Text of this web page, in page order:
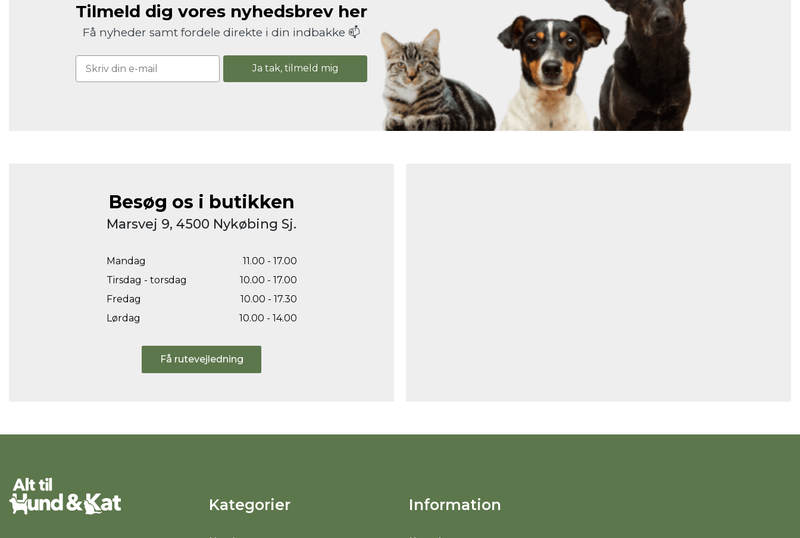
Tilmeld dig vores nyhedsbrev her
Få nyheder samt fordele direkte i din indbakke 📫
Ja tak, tilmeld mig
Besøg os i butikken
Marsvej 9, 4500 Nykøbing Sj.
Mandag
11.00 - 17.00
Tirsdag - torsdag
10.00 - 17.00
Fredag
10.00 - 17.30
Lørdag
10.00 - 14.00
Få rutevejledning
Kategorier Information